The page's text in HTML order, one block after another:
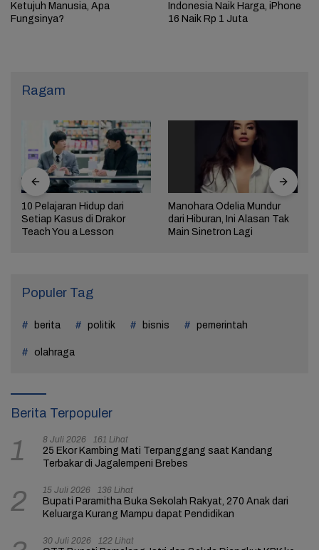
Ketujuh Manusia, Apa
Fungsinya?
Indonesia Naik Harga, iPhone
16 Naik Rp 1 Juta
Ragam
10 Pelajaran Hidup dari
Setiap Kasus di Drakor
Teach You a Lesson
Manohara Odelia Mundur
dari Hiburan, Ini Alasan Tak
Main Sinetron Lagi
Populer Tag
berita politik bisnis pemerintah
olahraga
Berita Terpopuler
1 8 Juli 2026 161 Lihat
25 Ekor Kambing Mati Terpanggang saat Kandang
Terbakar di Jagalempeni Brebes
2 15 Juli 2026 136 Lihat
Bupati Paramitha Buka Sekolah Rakyat, 270 Anak dari
Keluarga Kurang Mampu dapat Pendidikan
30 Juli 2026 122 Lihat